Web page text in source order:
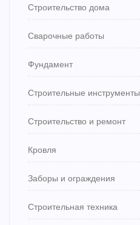
Строительство дома
Сварочные работы
Фундамент
Строительные инструменты
Строительство и ремонт
Кровля
Заборы и ограждения
Строительная техника